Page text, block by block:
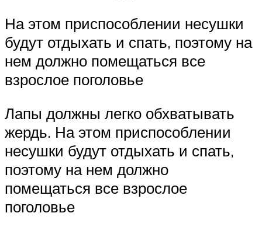
На этом приспособлении несушки
будут отдыхать и спать, поэтому на
нем должно помещаться все
взрослое поголовье
Лапы должны легко обхватывать
жердь. На этом приспособлении
несушки будут отдыхать и спать,
поэтому на нем должно
помещаться все взрослое
поголовье